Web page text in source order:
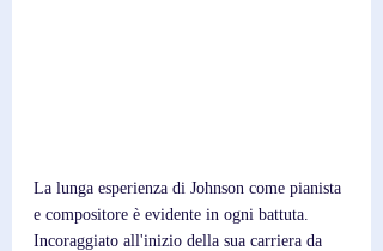
La lunga esperienza di Johnson come pianista
e compositore è evidente in ogni battuta.
Incoraggiato all'inizio della sua carriera da